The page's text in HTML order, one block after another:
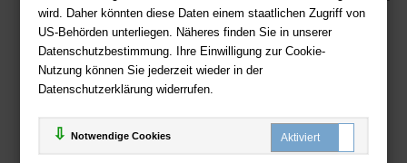
wird. Daher könnten diese Daten einem staatlichen Zugriff von
US-Behörden unterliegen. Näheres finden Sie in unserer
Datenschutzbestimmung. Ihre Einwilligung zur Cookie-
Nutzung können Sie jederzeit wieder in der
Datenschutzerklärung widerrufen.
Notwendige Cookies
Zahlweisen